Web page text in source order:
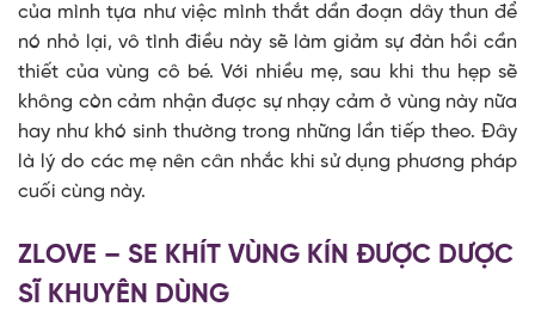
của mình tựa như việc mình thắt dần đoạn dây thun để
nó nhỏ lại, vô tình điều này sẽ làm giảm sự đàn hồi cần
thiết của vùng cô bé. Với nhiều mẹ, sau khi thu hẹp sẽ
không còn cảm nhận được sự nhạy cảm ở vùng này nữa
hay như khó sinh thường trong những lần tiếp theo. Đây
là lý do các mẹ nên cân nhắc khi sử dụng phương pháp
cuối cùng này.
ZLOVE – SE KHÍT VÙNG KÍN ĐƯỢC DƯỢC
SĨ KHUYÊN DÙNG